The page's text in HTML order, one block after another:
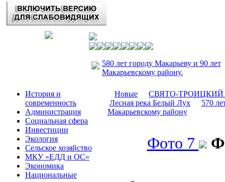
580 лет городу Макарьеву и 90 лет
Макарьевскому району.
История и
современность
Администрация
Социальная сфера
Инвестиции
Экология
Сельское хозяйство
МКУ «ЕДД и ОС»
Экономика
Национальные
Новые
СВЯТО-ТРОИЦКИЙ
Лесная река Белый Лух
570
Макарьевскому району
Фото 7